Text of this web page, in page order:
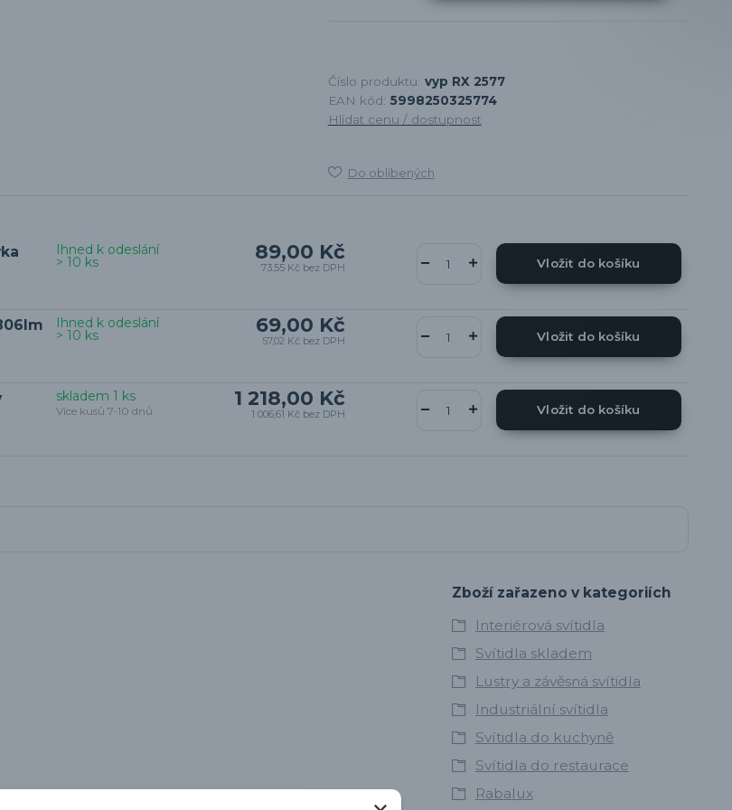
Číslo produktu: vyp RX 2577
EAN kód: 5998250325774
Hlídat cenu / dostupnost
Do oblíbených
89,00 Kč
73,55 Kč bez DPH
Ihned k odeslání
> 10 ks Vložit do košíku
69,00 Kč
57,02 Kč bez DPH
Ihned k odeslání
> 10 ks Vložit do košíku
1 218,00 Kč
1 006,61 Kč bez DPH
skladem 1 ks
Více kusů 7-10 dnů Vložit do košíku
Zboží zařazeno v kategoriích
Interiérová svítidla
Svítidla skladem
Lustry a závěsná svítidla
Industriální svítidla
Svítidla do kuchyně
Svítidla do restaurace
Rabalux